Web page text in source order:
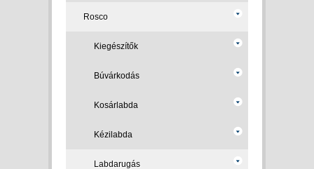
Rosco
Kiegészítők
Búvárkodás
Kosárlabda
Kézilabda
Labdarugás